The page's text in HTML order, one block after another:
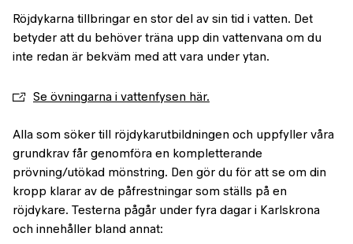
Röjdykarna tillbringar en stor del av sin tid i vatten. Det
betyder att du behöver träna upp din vattenvana om du
inte redan är bekväm med att vara under ytan.
Se övningarna i vattenfysen här.
Alla som söker till röjdykarutbildningen och uppfyller våra
grundkrav får genomföra en kompletterande
prövning/utökad mönstring. Den gör du för att se om din
kropp klarar av de påfrestningar som ställs på en
röjdykare. Testerna pågår under fyra dagar i Karlskrona
och innehåller bland annat: